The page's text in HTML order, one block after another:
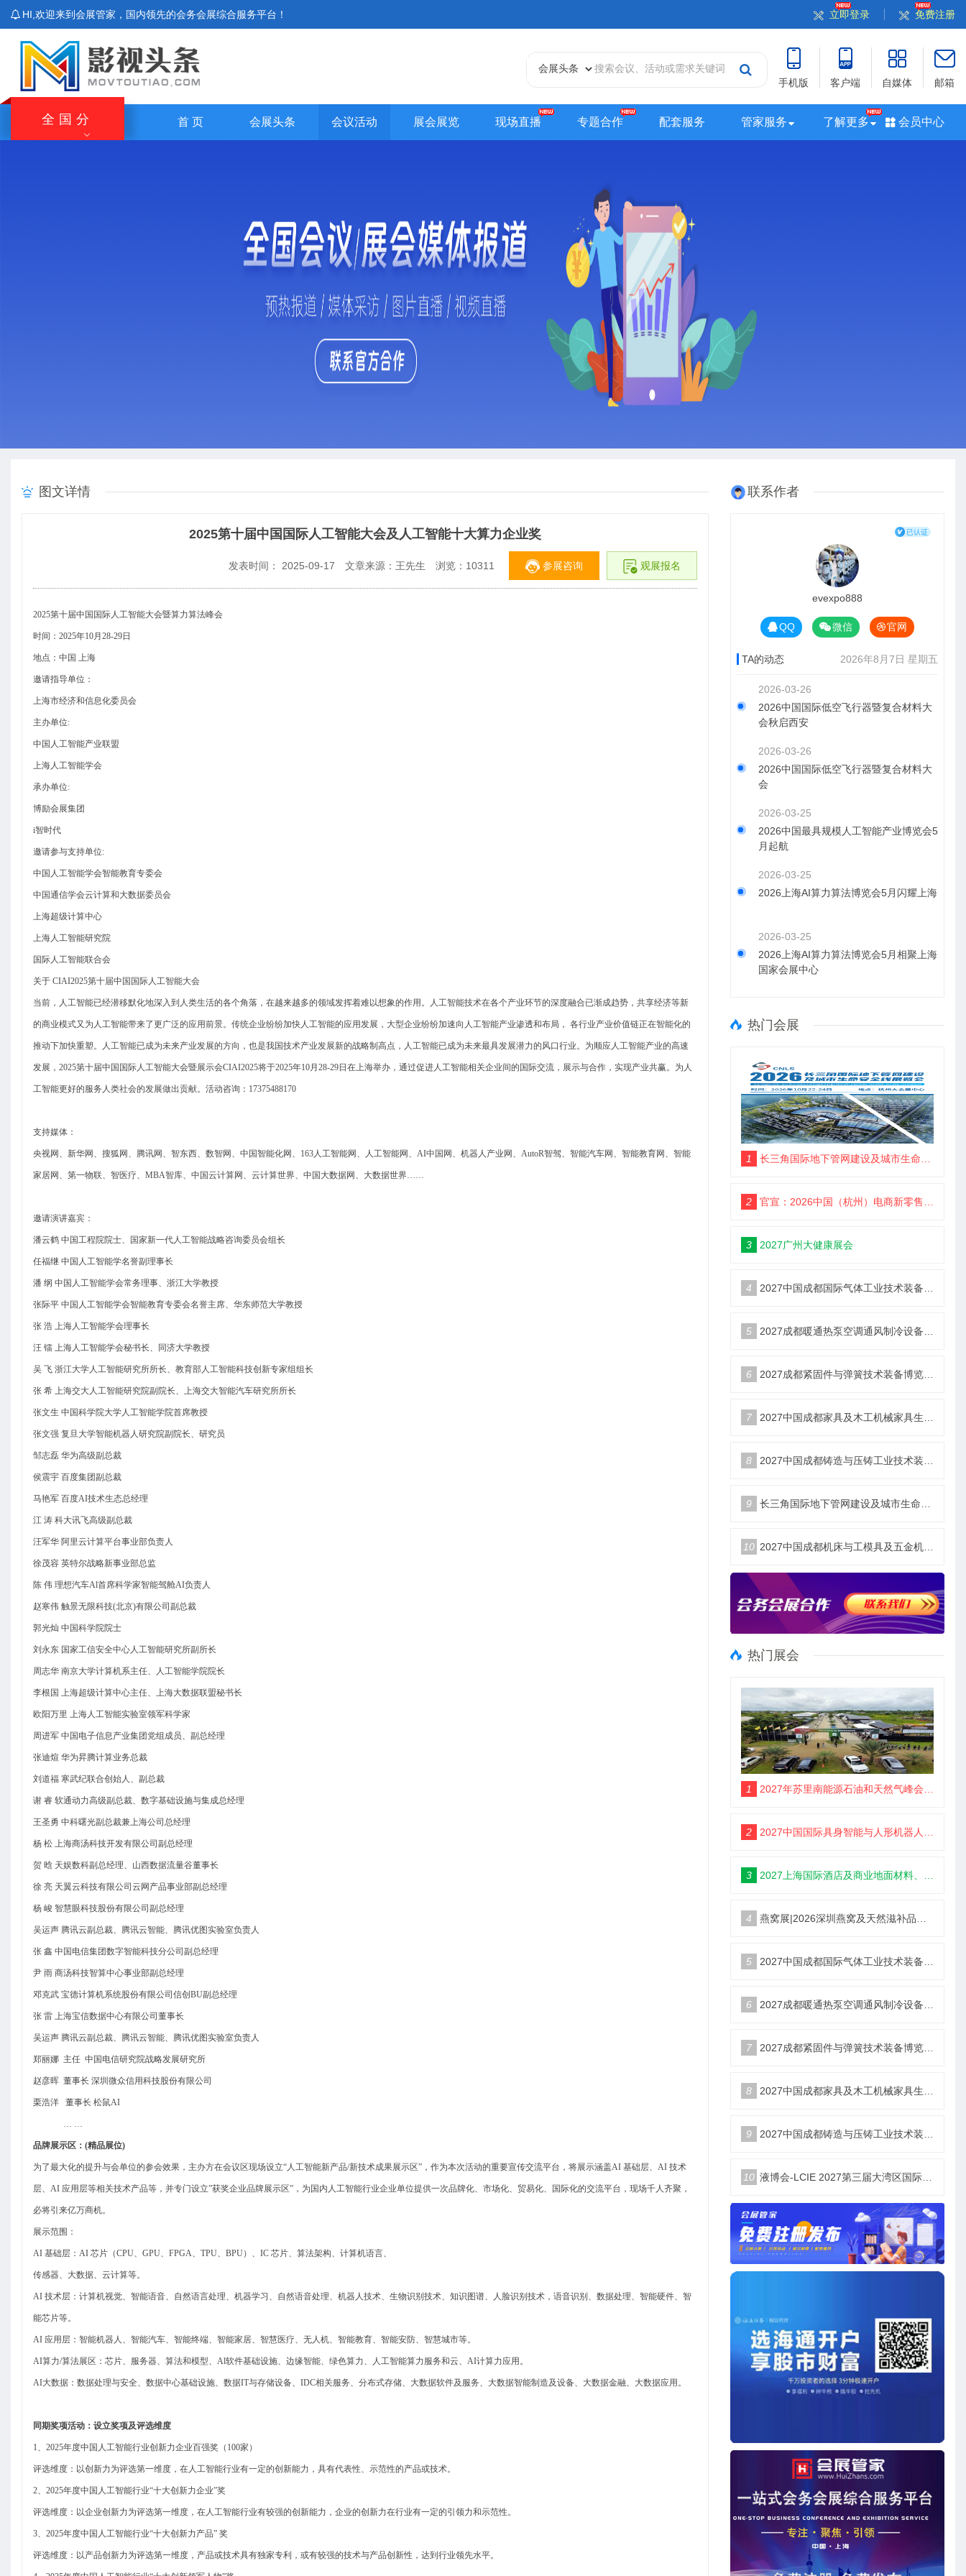
HI,欢迎来到会展管家，国内领先的会务会展综合服务平台！ 立即登录 免费注册
手机版 客户端 自媒体 邮箱
全国分 首 页 会展头条 会议活动 展会展览 现场直播 专题合作 配套服务 管家服务 了解更多 会员中心
台湾站
图文详情
2025第十届中国国际人工智能大会及人工智能十大算力企业奖
发表时间： 2025-09-17 文章来源：王先生 浏览： 10311 参展咨询 观展报名
2025第十届中国国际人工智能大会暨算力算法峰会
时间：2025年10月28-29日
地点：中国 上海
邀请指导单位：
上海市经济和信息化委员会
主办单位:
中国人工智能产业联盟
上海人工智能学会
承办单位:
博励会展集团
i智时代
邀请参与支持单位:
中国人工智能学会智能教育专委会
中国通信学会云计算和大数据委员会
上海超级计算中心
上海人工智能研究院
国际人工智能联合会
关于 CIAI2025第十届中国国际人工智能大会
当前，人工智能已经潜移默化地深入到人类生活的各个角落，在越来越多的领域发挥着难以想象的作用。人工智能技术在各个产业环节的深度融合已渐成趋势，共享经济等新
的商业模式又为人工智能带来了更广泛的应用前景。传统企业纷纷加快人工智能的应用发展，大型企业纷纷加速向人工智能产业渗透和布局， 各行业产业价值链正在智能化的
推动下加快重塑。人工智能已成为未来产业发展的方向，也是我国技术产业发展新的战略制高点，人工智能已成为未来最具发展潜力的风口行业。为顺应人工智能产业的高速
发展，2025第十届中国国际人工智能大会暨展示会CIAI2025将于2025年10月28-29日在上海举办，通过促进人工智能相关企业间的国际交流，展示与合作，实现产业共赢。为人
工智能更好的服务人类社会的发展做出贡献。 活动咨询：17375488170
支持媒体：
央视网、新华网、搜狐网、腾讯网、智东西、数智网、中国智能化网、163人工智能网、人工智能网、AI中国网、机器人产业网、AutoR智驾、智能汽车网、智能教育网、智能
家居网、第一物联、智医疗、MBA智库、中国云计算网、云计算世界、中国大数据网、大数据世界……
邀请演讲嘉宾：
潘云鹤 中国工程院院士、国家新一代人工智能战略咨询委员会组长
任福继 中国人工智能学名誉副理事长
潘 纲 中国人工智能学会常务理事、浙江大学教授
张际平 中国人工智能学会智能教育专委会名誉主席、华东师范大学教授
张 浩 上海人工智能学会理事长
汪 镭 上海人工智能学会秘书长、同济大学教授
吴 飞 浙江大学人工智能研究所所长、教育部人工智能科技创新专家组组长
张 希 上海交大人工智能研究院副院长、上海交大智能汽车研究所所长
张文生 中国科学院大学人工智能学院首席教授
张文强 复旦大学智能机器人研究院副院长、研究员
邹志磊 华为高级副总裁
侯震宇 百度集团副总裁
马艳军 百度AI技术生态总经理
江 涛 科大讯飞高级副总裁
汪军华 阿里云计算平台事业部负责人
徐茂容 英特尔战略新事业部总监
陈 伟 理想汽车Al首席科学家智能驾舱AI负责人
赵寒伟 触景无限科技(北京)有限公司副总裁
郭光灿 中国科学院院士
刘永东 国家工信安全中心人工智能研究所副所长
周志华 南京大学计算机系主任、人工智能学院院长
李根国 上海超级计算中心主任、上海大数据联盟秘书长
欧阳万里 上海人工智能实验室领军科学家
周进军 中国电子信息产业集团党组成员、副总经理
张迪煊 华为昇腾计算业务总裁
刘道福 寒武纪联合创始人、副总裁
谢 睿 软通动力高级副总裁、数字基础设施与集成总经理
王圣勇 中科曙光副总裁兼上海公司总经理
杨 松 上海商汤科技开发有限公司副总经理
贺 晗 天娱数科副总经理、山西数据流量谷董事长
徐 亮 天翼云科技有限公司云网产品事业部副总经理
杨 峻 智慧眼科技股份有限公司副总经理
吴运声 腾讯云副总裁、腾讯云智能、腾讯优图实验室负责人
张 鑫 中国电信集团数字智能科技分公司副总经理
尹 雨 商汤科技智算中心事业部副总经理
邓克武 宝德计算机系统股份有限公司信创BU副总经理
张 雷 上海宝信数据中心有限公司董事长
吴运声 腾讯云副总裁、腾讯云智能、腾讯优图实验室负责人
郑丽娜 主任 中国电信研究院战略发展研究所
赵彦晖 董事长 深圳微众信用科技股份有限公司
栗浩洋 董事长 松鼠AI
… …
品牌展示区：(精品展位)
为了最大化的提升与会单位的参会效果，主办方在会议区现场设立“人工智能新产品/新技术成果展示区”，作为本次活动的重要宣传交流平台，将展示涵盖AI 基础层、AI 技术
层、AI 应用层等相关技术产品等，并专门设立”获奖企业品牌展示区”，为国内人工智能行业企业单位提供一次品牌化、市场化、贸易化、国际化的交流平台，现场千人齐聚，
必将引来亿万商机。
展示范围：
AI 基础层：AI 芯片（CPU、GPU、FPGA、TPU、BPU）、IC 芯片、算法架构、计算机语言、
传感器、大数据、云计算等。
AI 技术层：计算机视觉、智能语音、 自然语言处理、机器学习、自然语音处理、机器人技术、生物识别技术、知识图谱、人脸识别技术，语音识别、数据处理、智能硬件、智
能芯片等。
AI 应用层：智能机器人、智能汽车、智能终端、智能家居、智慧医疗、无人机、智能教育、智能安防、智慧城市等。
AI算力/算法展区：芯片、服务器、算法和模型、Al软件基础设施、边缘智能、绿色算力、人工智能算力服务和云、AI计算力应用。
AI大数据：数据处理与安全、数据中心基础设施、数据IT与存储设备、IDC相关服务、分布式存储、大数据软件及服务、大数据智能制造及设备、大数据金融、大数据应用。
同期奖项活动：设立奖项及评选维度
1、2025年度中国人工智能行业创新力企业百强奖（100家）
评选维度：以创新力为评选第一维度，在人工智能行业有一定的创新能力，具有代表性、示范性的产品或技术。
2、2025年度中国人工智能行业“十大创新力企业”奖
评选维度：以企业创新力为评选第一维度，在人工智能行业有较强的创新能力，企业的创新力在行业有一定的引领力和示范性。
3、2025年度中国人工智能行业“十大创新力产品” 奖
评选维度：以产品创新力为评选第一维度，产品或技术具有独家专利，或有较强的技术与产品创新性，达到行业领先水平。
联系作者
evexpo888
QQ 微信 官网
TA的动态 2026年8月7日 星期五
2026-03-26
2026中国国际低空飞行器暨复合材料大
会秋启西安
2026-03-26
2026中国国际低空飞行器暨复合材料大
会
2026-03-25
2026中国最具规模人工智能产业博览会5
月起航
2026-03-25
2026上海AI算力算法博览会5月闪耀上海
2026-03-25
2026上海AI算力算法博览会5月相聚上海
国家会展中心
热门会展
1 长三角国际地下管网建设及城市生命安全线展览会
2 官宣：2026中国（杭州）电商新零售品牌博览会
3 2027广州大健康展会
4 2027中国成都国际气体工业技术装备博览会6月18日举办
5 2027成都暖通热泵空调通风制冷设备博览会6月18举办
6 2027成都紧固件与弹簧技术装备博览会6月18举办
7 2027中国成都家具及木工机械家具生产设备博览会6月18举办
8 2027中国成都铸造与压铸工业技术装备博览会6月18举办
9 长三角国际地下管网建设及城市生命安全线展览会
10 2027中国成都机床与工模具及五金机电博览会6月18举办
热门展会
1 2027年苏里南能源石油和天然气峰会暨展览会（SEOGS）
2 2027中国国际具身智能与人形机器人展3月开幕
3 2027上海国际酒店及商业地面材料、整装定制、墙体材料及精品设计、智慧酒店、照明及智能控制博览会 展位火热销售中！
4 燕窝展|2026深圳燕窝及天然滋补品展览会【官网】
5 2027中国成都国际气体工业技术装备博览会6月18日举办
6 2027成都暖通热泵空调通风制冷设备博览会6月18举办
7 2027成都紧固件与弹簧技术装备博览会6月18举办
8 2027中国成都家具及木工机械家具生产设备博览会6月18举办
9 2027中国成都铸造与压铸工业技术装备博览会6月18举办
10 液博会-LCIE 2027第三届大湾区国际液冷产业大会暨展览会（深圳）